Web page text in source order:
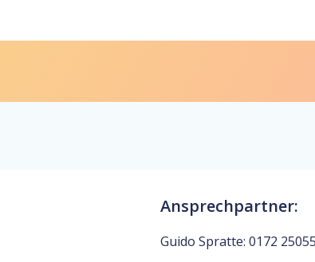
Ansprechpartner:
Guido Spratte: 0172